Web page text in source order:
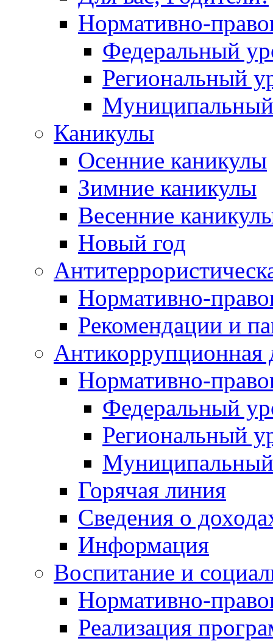
Нормативно-
Федеральный
Региональный
Каникулы
Осенние каникулы
Зимние каникулы
Весенние
Новый год
Нормативно-
Рекомендации и
Антикоррупционная
Нормативно-
Федеральный
Региональный
Горячая линия
Сведения о
Информация
Воспитание и
Нормативно-
Реализация